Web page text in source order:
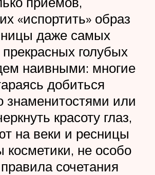
«испортить» образ
даже самых
голубых
наивными: многие
добиться
знаменитостями или
красоту глаз,
на веки и ресницы
косметики, не особо
сочетания